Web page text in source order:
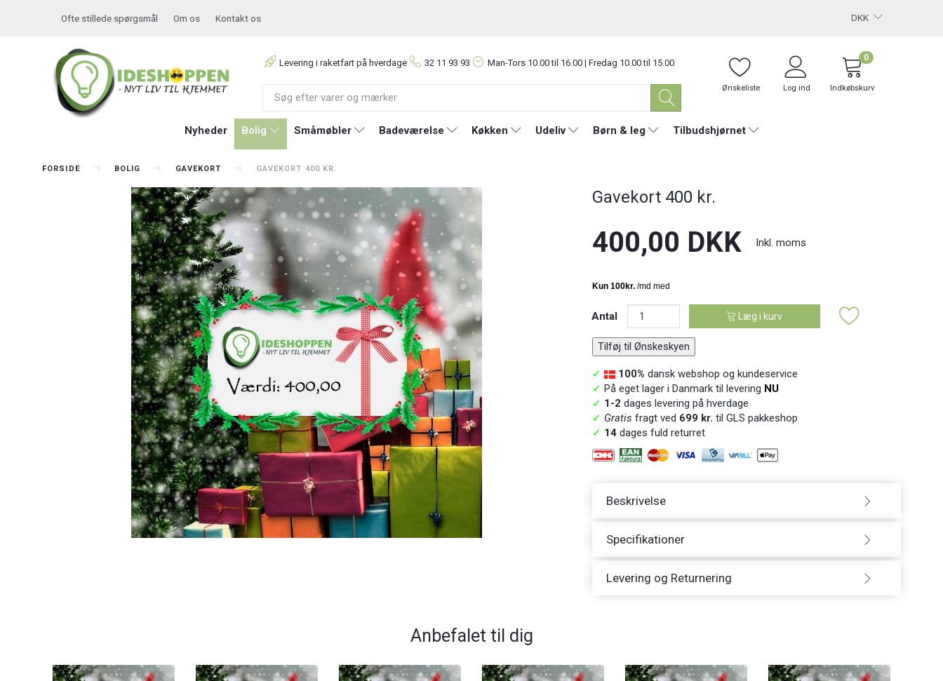
DKK
Ofte stillede spørgsmål Om os Kontakt os
Levering i raketfart på hverdage 32 11 93 93 Man-Tors 10.00 til 16.00 | Fredag 10.00 til 15.00
Ønskeliste Log ind Indkøbskurv
0
Nyheder Bolig Småmøbler Badeværelse Køkken Udeliv Børn & leg Tilbudshjørnet
FORSIDE BOLIG GAVEKORT GAVEKORT 400 KR.
Gavekort 400 kr.
400,00 DKK Inkl. moms
Antal Læg i kurv
Tilføj til Ønskeskyen
✓ 100% dansk webshop og kundeservice
✓ På eget lager i Danmark til levering NU
✓ 1-2 dages levering på hverdage
✓ Gratis fragt ved 699 kr. til GLS pakkeshop
✓ 14dages fuld returret
Beskrivelse
Specifikationer
Levering og Returnering
Anbefalet til dig